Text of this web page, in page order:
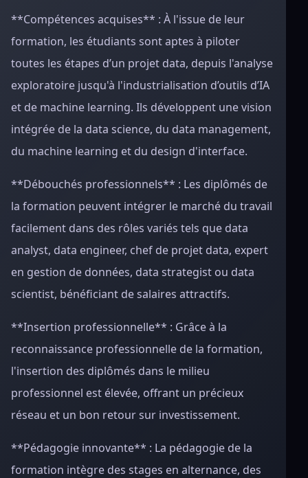
**Compétences acquises** : À l'issue de leur
formation, les étudiants sont aptes à piloter
toutes les étapes d’un projet data, depuis l'analyse
exploratoire jusqu'à l'industrialisation d’outils d’IA
et de machine learning. Ils développent une vision
intégrée de la data science, du data management,
du machine learning et du design d'interface.
**Débouchés professionnels** : Les diplômés de
la formation peuvent intégrer le marché du travail
facilement dans des rôles variés tels que data
analyst, data engineer, chef de projet data, expert
en gestion de données, data strategist ou data
scientist, bénéficiant de salaires attractifs.
**Insertion professionnelle** : Grâce à la
reconnaissance professionnelle de la formation,
l'insertion des diplômés dans le milieu
professionnel est élevée, offrant un précieux
réseau et un bon retour sur investissement.
**Pédagogie innovante** : La pédagogie de la
formation intègre des stages en alternance, des